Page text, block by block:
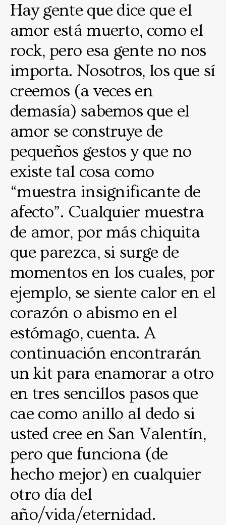
Hay gente que dice que el
amor está muerto, como el
rock, pero esa gente no nos
importa. Nosotros, los que sí
creemos (a veces en
demasía) sabemos que el
amor se construye de
pequeños gestos y que no
existe tal cosa como
“muestra insignificante de
afecto”. Cualquier muestra
de amor, por más chiquita
que parezca, si surge de
momentos en los cuales, por
ejemplo, se siente calor en el
corazón o abismo en el
estómago, cuenta. A
continuación encontrarán
un kit para enamorar a otro
en tres sencillos pasos que
cae como anillo al dedo si
usted cree en San Valentín,
pero que funciona (de
hecho mejor) en cualquier
otro día del
año/vida/eternidad.